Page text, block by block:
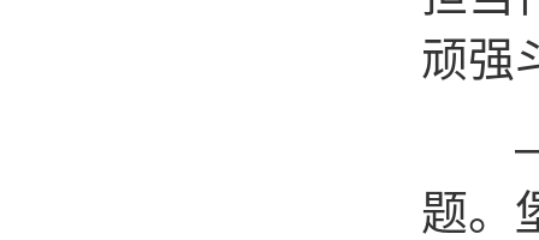
顽强
——
题。